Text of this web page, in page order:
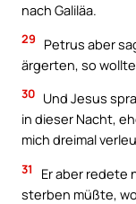
nach Galiläa.
29
Petrus aber
ärgerten, so
30 Und Jesus
in dieser Nacht,
mich dreimal
31
Er aber redete
sterben müßte,